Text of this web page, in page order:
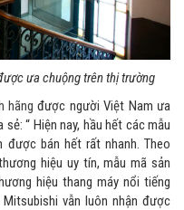
ưa chuộng trên thị trường
hãng được người Việt Nam ưa
“ Hiện nay, hầu hết các mẫu
được bán hết rất nhanh. Theo
hiệu uy tín, mẫu mã sản
hiệu thang máy nổi tiếng
vẫn luôn nhận được